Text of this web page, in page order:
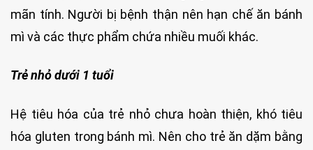
mãn tính. Người bị bệnh thận nên hạn chế ăn bánh
mì và các thực phẩm chứa nhiều muối khác.
Trẻ nhỏ dưới 1 tuổi
Hệ tiêu hóa của trẻ nhỏ chưa hoàn thiện, khó tiêu
hóa gluten trong bánh mì. Nên cho trẻ ăn dặm bằng